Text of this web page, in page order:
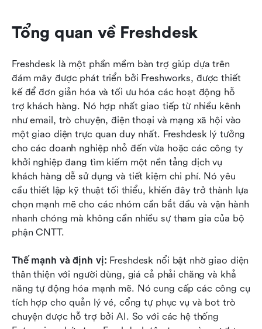
Tổng quan về Freshdesk
Freshdesk là một phần mềm bàn trợ giúp dựa trên
đám mây được phát triển bởi Freshworks, được thiết
kế để đơn giản hóa và tối ưu hóa các hoạt động hỗ
trợ khách hàng. Nó hợp nhất giao tiếp từ nhiều kênh
như email, trò chuyện, điện thoại và mạng xã hội vào
một giao diện trực quan duy nhất. Freshdesk lý tưởng
cho các doanh nghiệp nhỏ đến vừa hoặc các công ty
khởi nghiệp đang tìm kiếm một nền tảng dịch vụ
khách hàng dễ sử dụng và tiết kiệm chi phí. Nó yêu
cầu thiết lập kỹ thuật tối thiểu, khiến đây trở thành lựa
chọn mạnh mẽ cho các nhóm cần bắt đầu và vận hành
nhanh chóng mà không cần nhiều sự tham gia của bộ
phận CNTT.
Thế mạnh và định vị: Freshdesk nổi bật nhờ giao diện
thân thiện với người dùng, giá cả phải chăng và khả
năng tự động hóa mạnh mẽ. Nó cung cấp các công cụ
tích hợp cho quản lý vé, cổng tự phục vụ và bot trò
chuyện được hỗ trợ bởi AI. So với các hệ thống